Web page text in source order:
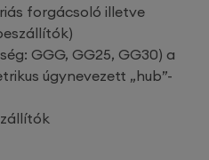
forgácsoló illetve
GGG, GG25, GG30) a
úgynevezett „hub”-